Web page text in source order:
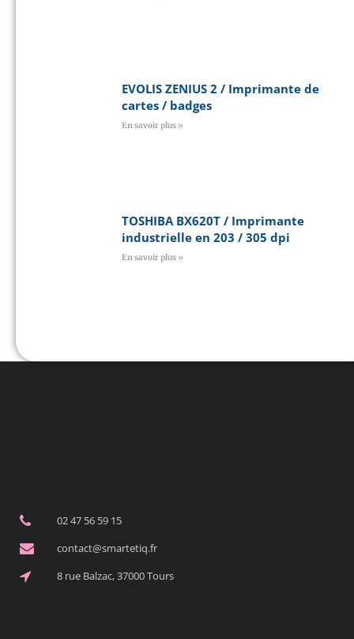
EVOLIS ZENIUS 2 / Imprimante de
cartes / badges
En savoir plus »
TOSHIBA BX620T / Imprimante
industrielle en 203 / 305 dpi
En savoir plus »
02 47 56 59 15
contact@smartetiq.fr
8 rue Balzac, 37000 Tours